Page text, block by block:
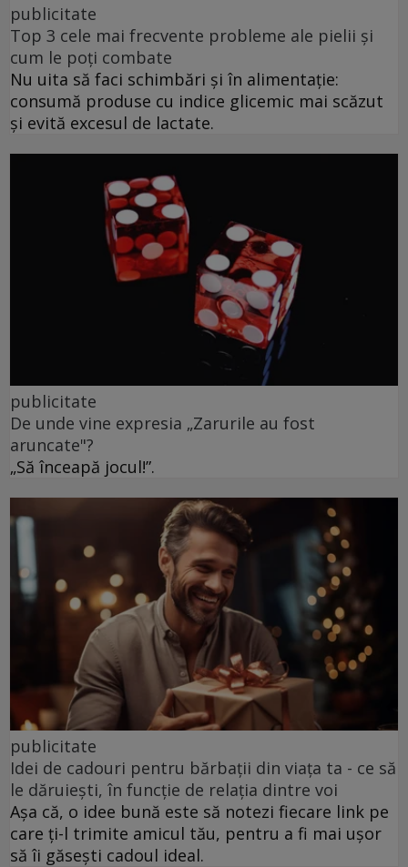
publicitate
Top 3 cele mai frecvente probleme ale pielii și
cum le poți combate
Nu uita să faci schimbări și în alimentație:
consumă produse cu indice glicemic mai scăzut
și evită excesul de lactate.
publicitate
De unde vine expresia „Zarurile au fost
aruncate"?
„Să înceapă jocul!”.
publicitate
Idei de cadouri pentru bărbații din viața ta - ce să
le dăruiești, în funcție de relația dintre voi
Așa că, o idee bună este să notezi fiecare link pe
care ți-l trimite amicul tău, pentru a fi mai ușor
să îi găsești cadoul ideal.